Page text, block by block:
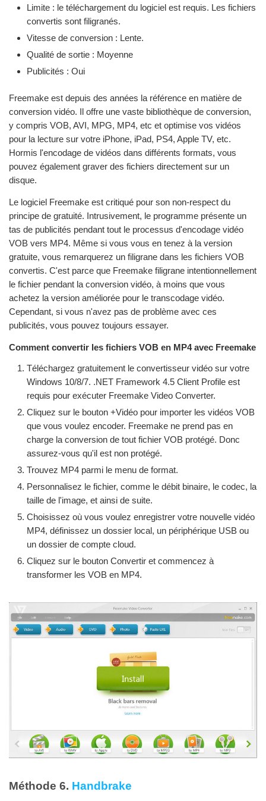
Limite : le téléchargement du logiciel est requis. Les fichiers
convertis sont filigranés.
Vitesse de conversion : Lente.
Qualité de sortie : Moyenne
Publicités : Oui
Freemake est depuis des années la référence en matière de
conversion vidéo. Il offre une vaste bibliothèque de conversion,
y compris VOB, AVI, MPG, MP4, etc et optimise vos vidéos
pour la lecture sur votre iPhone, iPad, PS4, Apple TV, etc.
Hormis l'encodage de vidéos dans différents formats, vous
pouvez également graver des fichiers directement sur un
disque.
Le logiciel Freemake est critiqué pour son non-respect du
principe de gratuité. Intrusivement, le programme présente un
tas de publicités pendant tout le processus d'encodage vidéo
VOB vers MP4. Même si vous vous en tenez à la version
gratuite, vous remarquerez un filigrane dans les fichiers VOB
convertis. C'est parce que Freemake filigrane intentionnellement
le fichier pendant la conversion vidéo, à moins que vous
achetez la version améliorée pour le transcodage vidéo.
Cependant, si vous n'avez pas de problème avec ces
publicités, vous pouvez toujours essayer.
Comment convertir les fichiers VOB en MP4 avec Freemake
Téléchargez gratuitement le convertisseur vidéo sur votre
Windows 10/8/7. .NET Framework 4.5 Client Profile est
requis pour exécuter Freemake Video Converter.
Cliquez sur le bouton +Vidéo pour importer les vidéos VOB
que vous voulez encoder. Freemake ne prend pas en
charge la conversion de tout fichier VOB protégé. Donc
assurez-vous qu'il est non protégé.
Trouvez MP4 parmi le menu de format.
Personnalisez le fichier, comme le débit binaire, le codec, la
taille de l'image, et ainsi de suite.
Choisissez où vous voulez enregistrer votre nouvelle vidéo
MP4, définissez un dossier local, un périphérique USB ou
un dossier de compte cloud.
Cliquez sur le bouton Convertir et commencez à
transformer les VOB en MP4.
Méthode 6. Handbrake